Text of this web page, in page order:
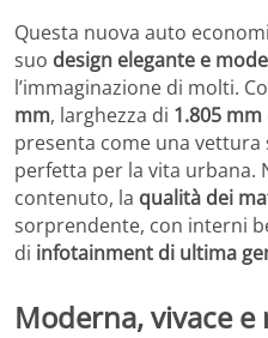
Questa nuova auto
suo design elegante e
l’immaginazione di molti.
mm, larghezza di 1.805 mm
presenta come una vettura
perfetta per la vita urbana.
contenuto, la qualità dei
sorprendente, con interni
di infotainment di ultima
Moderna, vivace